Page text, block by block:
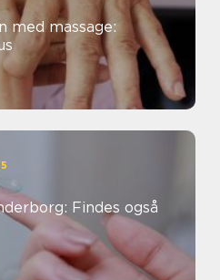
med massage:
Findes også